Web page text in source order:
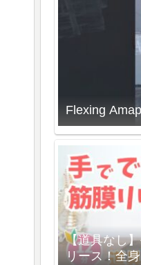
Flexing
【道具なし
リース！全